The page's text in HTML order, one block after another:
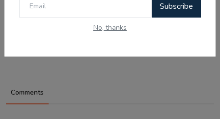
Subscribe
No, thanks
Aug 8, 2026
Comments